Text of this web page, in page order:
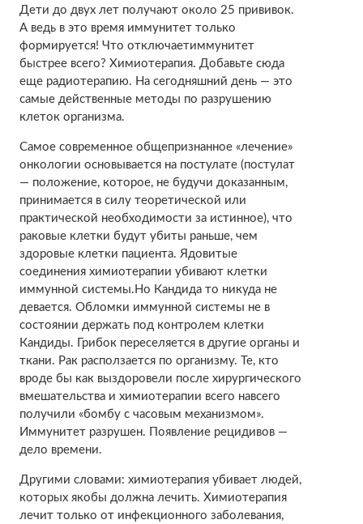
Дети до двух лет получают около 25 прививок.
А ведь в это время иммунитет только
формируется! Что отключаетиммунитет
быстрее всего? Химиотерапия. Добавьте сюда
еще радиотерапию. На сегодняшний день — это
самые действенные методы по разрушению
клеток организма.
Самое современное общепризнанное «лечение»
онкологии основывается на постулате (постулат
— положение, которое, не будучи доказанным,
принимается в силу теоретической или
практической необходимости за истинное), что
раковые клетки будут убиты раньше, чем
здоровые клетки пациента. Ядовитые
соединения химиотерапии убивают клетки
иммунной системы.Но Кандида то никуда не
девается. Обломки иммунной системы не в
состоянии держать под контролем клетки
Кандиды. Грибок переселяется в другие органы и
ткани. Рак расползается по организму. Те, кто
вроде бы как выздоровели после хирургического
вмешательства и химиотерапии всего навсего
получили «бомбу с часовым механизмом».
Иммунитет разрушен. Появление рецидивов —
дело времени.
Другими словами: химиотерапия убивает людей,
которых якобы должна лечить. Химиотерапия
лечит только от инфекционного заболевания,